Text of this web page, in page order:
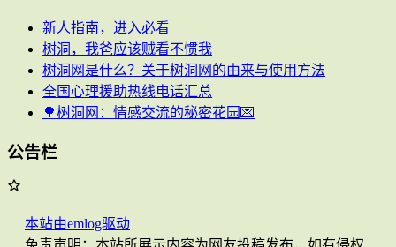
新人指南，进入必看
树洞，我爸应该贼看不惯我
树洞网是什么？关于树洞网的由来与使用方法
全国心理援助热线电话汇总
🌳树洞网：情感交流的秘密花园💌
公告栏
本站由emlog驱动